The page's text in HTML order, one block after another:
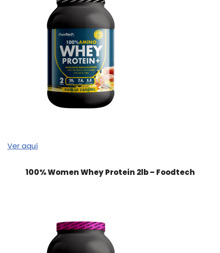
Ver aquí
100% Women Whey Protein 2lb – Foodtech